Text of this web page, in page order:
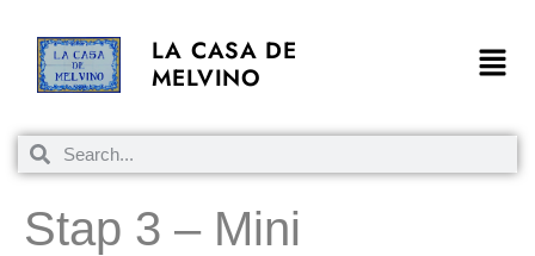
LA CASA DE
MELVINO
Stap 3 – Mini